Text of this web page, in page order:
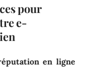
pour
e-
en ligne